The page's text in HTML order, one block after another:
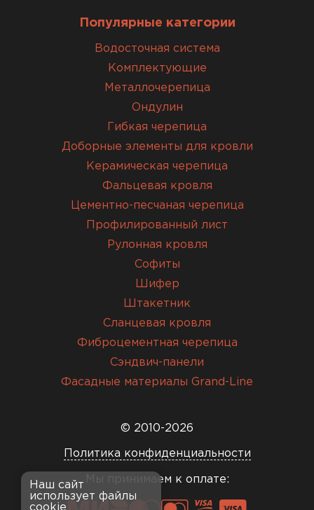
Популярные категории
Водосточная система
Комплектующие
Металлочерепица
Ондулин
Гибкая черепица
Доборные элементы для кровли
Керамическая черепица
Фальцевая кровля
Цементно-песчаная черепица
Профилированный лист
Рулонная кровля
Софиты
Шифер
Штакетник
Сланцевая кровля
Фиброцементная черепица
Сэндвич-панели
Фасадные материалы Grand-Line
© 2010-2026
Политика конфиденциальности
Мы принимаем к оплате:
Наш сайт
использует файлы
cookie